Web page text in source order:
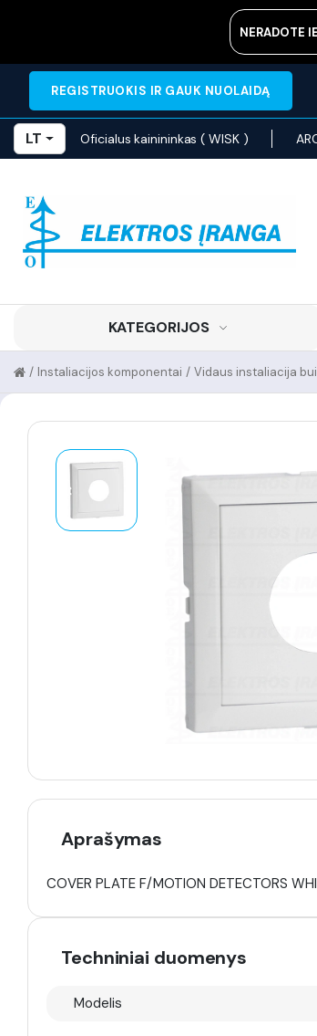
NERADOTE
REGISTRUOKIS IR GAUK NUOLAIDĄ
LT Oficialus kainininkas ( WISK )
KATEGORIJOS
Vidaus instaliacija
/
Instaliacijos komponentai
/
Aprašymas
COVER PLATE F/MOTION DETECTORS
Techniniai duomenys
Modelis